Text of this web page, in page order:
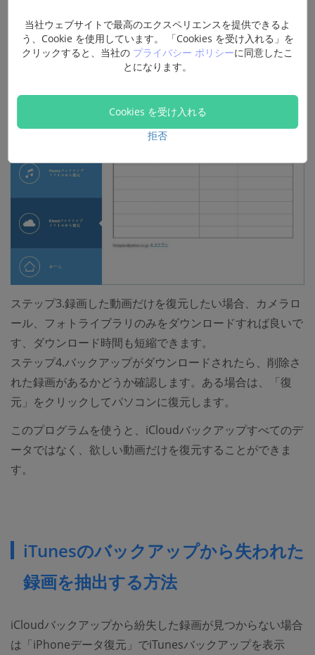
ムはアカウントのすべてのバックアップを表示します。復
元したいiCloudバックアップを選択し、「ダウンロード」
ステップ3.録画した動画だけを復元したい場合、カメラロ
ール、フォトライブラリのみをダウンロードすれば良いで
す、ダウンロード時間も短縮できます。
ステップ4.バックアップがダウンロードされたら、削除さ
れた録画があるかどうか確認します。ある場合は、「復
元」をクリックしてパソコンに復元します。
このプログラムを使うと、iCloudバックアップすべてのデ
ータではなく、欲しい動画だけを復元することができま
す。
iTunesのバックアップから失われた
録画を抽出する方法
iCloudバックアップから紛失した録画が見つからない場合
は「iPhoneデータ復元」でiTunesバックアップを表示
当社ウェブサイトで最高のエクスペリエンスを提供できるよ
う、Cookie を使用しています。 「Cookies を受け入れる」を
クリックすると、当社の プライバシー ポリシーに同意したこ
とになります。
Cookies を受け入れる
拒否